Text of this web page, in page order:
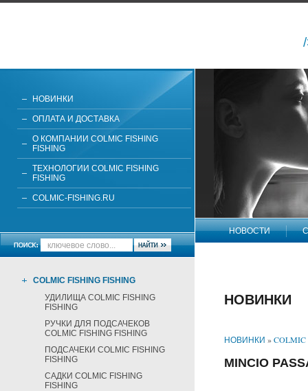
НОВИНКИ
ОПЛАТА И ДОСТАВКА
О КОМПАНИИ COLMIC FISHING
FISHING
ТЕХНОЛОГИИ COLMIC FISHING
FISHING
COLMIC-FISHING.RU
COLMIC FISHING FISHING
УДИЛИЩА COLMIC FISHING
FISHING
РУЧКИ ДЛЯ ПОДСАЧЕКОВ
COLMIC FISHING FISHING
ПОДСАЧЕКИ COLMIC FISHING
FISHING
САДКИ COLMIC FISHING
FISHING
НОВОСТИ
НОВИНКИ
НОВИНКИ »
MINCIO